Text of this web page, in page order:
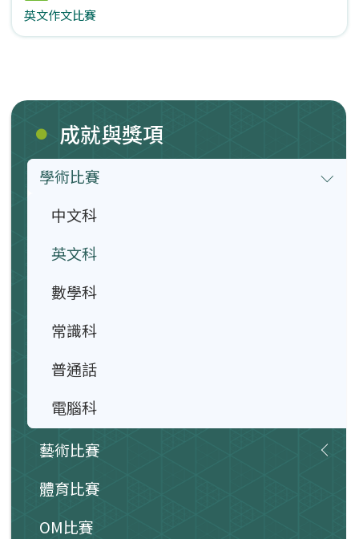
英文作文比賽
成就與獎項
學術比賽
中文科
英文科
數學科
常識科
普通話
電腦科
藝術比賽
體育比賽
OM比賽